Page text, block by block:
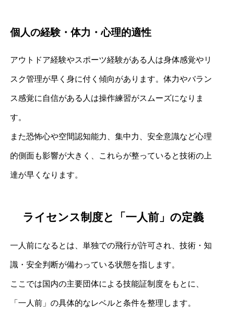
個人の経験・体力・心理的適性
アウトドア経験やスポーツ経験がある人は身体感覚やリ
スク管理が早く身に付く傾向があります。体力やバラン
ス感覚に自信がある人は操作練習がスムーズになりま
す。
また恐怖心や空間認知能力、集中力、安全意識など心理
的側面も影響が大きく、これらが整っていると技術の上
達が早くなります。
ライセンス制度と「一人前」の定義
一人前になるとは、単独での飛行が許可され、技術・知
識・安全判断が備わっている状態を指します。
ここでは国内の主要団体による技能証制度をもとに、
「一人前」の具体的なレベルと条件を整理します。